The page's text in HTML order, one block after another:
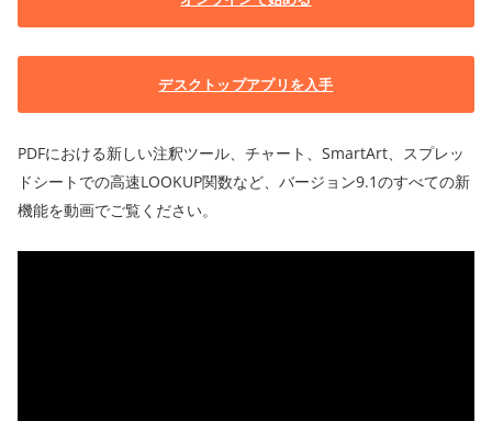
デスクトップアプリを入手
PDFにおける新しい注釈ツール、チャート、SmartArt、スプレッ
ドシートでの高速LOOKUP関数など、バージョン9.1のすべての新
機能を動画でご覧ください。